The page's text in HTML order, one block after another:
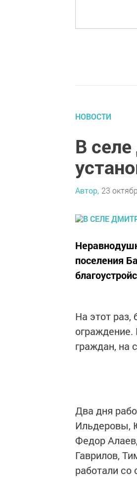
НОВОСТИ
В
Автор, 23
поселения
На этот раз,
граждан, на
Два дня
Ильдеровы,
Федор
Гаврилов,
работали со